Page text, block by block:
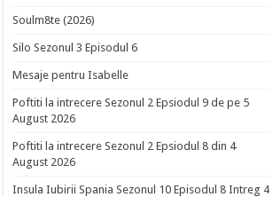
Soulm8te (2026)
Silo Sezonul 3 Episodul 6
Mesaje pentru Isabelle
Poftiti la intrecere Sezonul 2 Epsiodul 9 de pe 5
August 2026
Poftiti la intrecere Sezonul 2 Epsiodul 8 din 4
August 2026
Insula Iubirii Spania Sezonul 10 Episodul 8 Intreg 4